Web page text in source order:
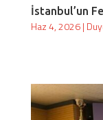
İstanbul’un
Haz 4, 2026|